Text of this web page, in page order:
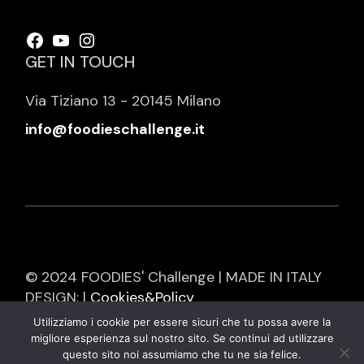
Facebook
YouTube
Instagram
GET IN TOUCH
Via Tiziano 13 - 20145 Milano
info@foodieschallenge.it
© 2024 FOODIES' Challenge | MADE IN ITALY
DESIGN: |Cookies&Policy
Utilizziamo i cookie per essere sicuri che tu possa avere la
migliore esperienza sul nostro sito. Se continui ad utilizzare
questo sito noi assumiamo che tu ne sia felice.